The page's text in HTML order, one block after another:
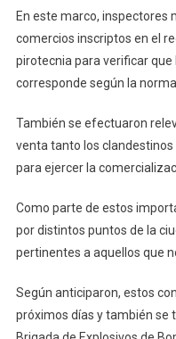
En este marco, inspectores
comercios inscriptos en el
pirotecnia para verificar
corresponde según la
También se efectuaron
venta tanto los
para ejercer la
Como parte de estos
por distintos puntos de la
pertinentes a aquellos que
Según anticiparon, estos
próximos días y también se